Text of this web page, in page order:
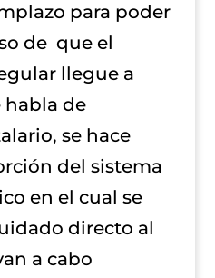
para poder
de que el
llegue a
habla de
se hace
del sistema
en el cual se
directo al
a cabo